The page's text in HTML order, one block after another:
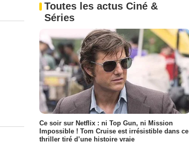
Toutes les actus Ciné &
Séries
Ce soir sur Netflix : ni Top Gun, ni Mission
Impossible ! Tom Cruise est irrésistible dans ce
thriller tiré d’une histoire vraie